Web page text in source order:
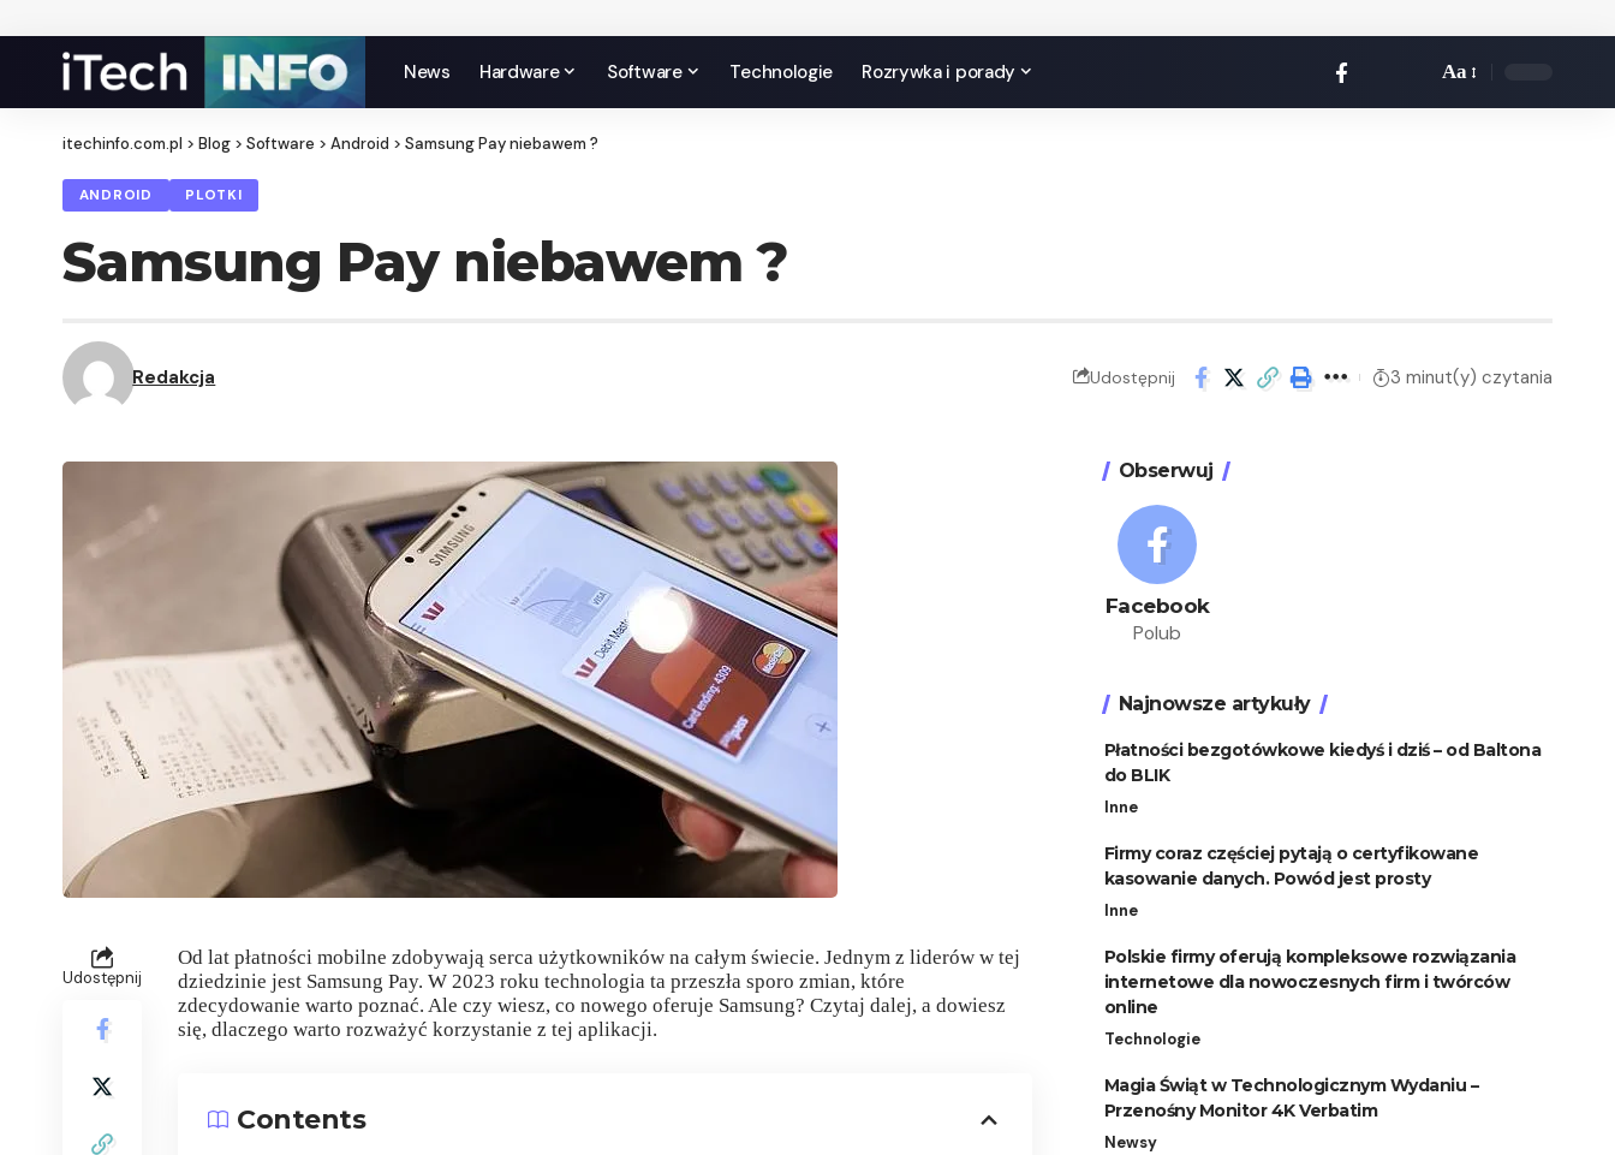
News Hardware Software Technologie Rozrywka i porady Aa
itechinfo.com.pl > Blog > Software > Android > Samsung Pay niebawem ?
ANDROID PLOTKI
Samsung Pay niebawem ?
Redakcja Udostępnij 3 minut(y) czytania
Udostępnij
Od lat płatności mobilne zdobywają serca użytkowników na całym świecie. Jednym z liderów w tej
dziedzinie jest Samsung Pay. W 2023 roku technologia ta przeszła sporo zmian, które
zdecydowanie warto poznać. Ale czy wiesz, co nowego oferuje Samsung? Czytaj dalej, a dowiesz
się, dlaczego warto rozważyć korzystanie z tej aplikacji.
Contents
Obserwuj
Facebook
Polub
Najnowsze artykuły
Płatności bezgotówkowe kiedyś i dziś – od Baltona
do BLIK
Inne
Firmy coraz częściej pytają o certyfikowane
kasowanie danych. Powód jest prosty
Inne
Polskie firmy oferują kompleksowe rozwiązania
internetowe dla nowoczesnych firm i twórców
online
Technologie
Magia Świąt w Technologicznym Wydaniu –
Przenośny Monitor 4K Verbatim
Newsy